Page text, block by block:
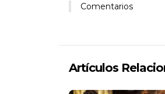
Comentarios
Artículos